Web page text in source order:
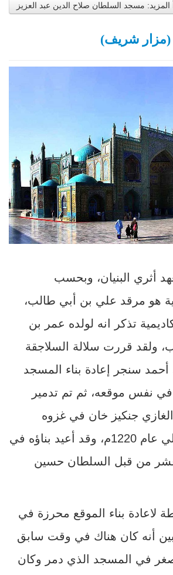
المزيد: مسجد السلطان صلاح الدين عبد العزيز
(مزار شريف)
أثري البنيان، وبحسب
هو مرقد علي بن أبي طالب،
تذكر انه لولده عمر بن
ولقد قررت سلالة السلاجقة
أحمد سنجر إعادة بناء المسجد
في نفس موقعه، ثم تم تدمير
جنكيز خان في غزوه
للمنطقة في حوالي عام 1220م، وقد أعيد بناؤه في
من قبل السلطان حسين
لاعادة بناء الموقع محرزة في
وقد تبين أنه كان هناك في وقت سابق
في المسجد الذي دمر وكان